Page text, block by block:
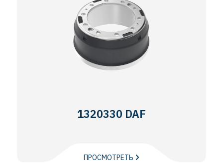
1320330 DAF
ПРОСМОТРЕТЬ